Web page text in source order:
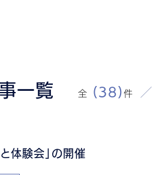
一覧 全 (38)件
体験会」の開催